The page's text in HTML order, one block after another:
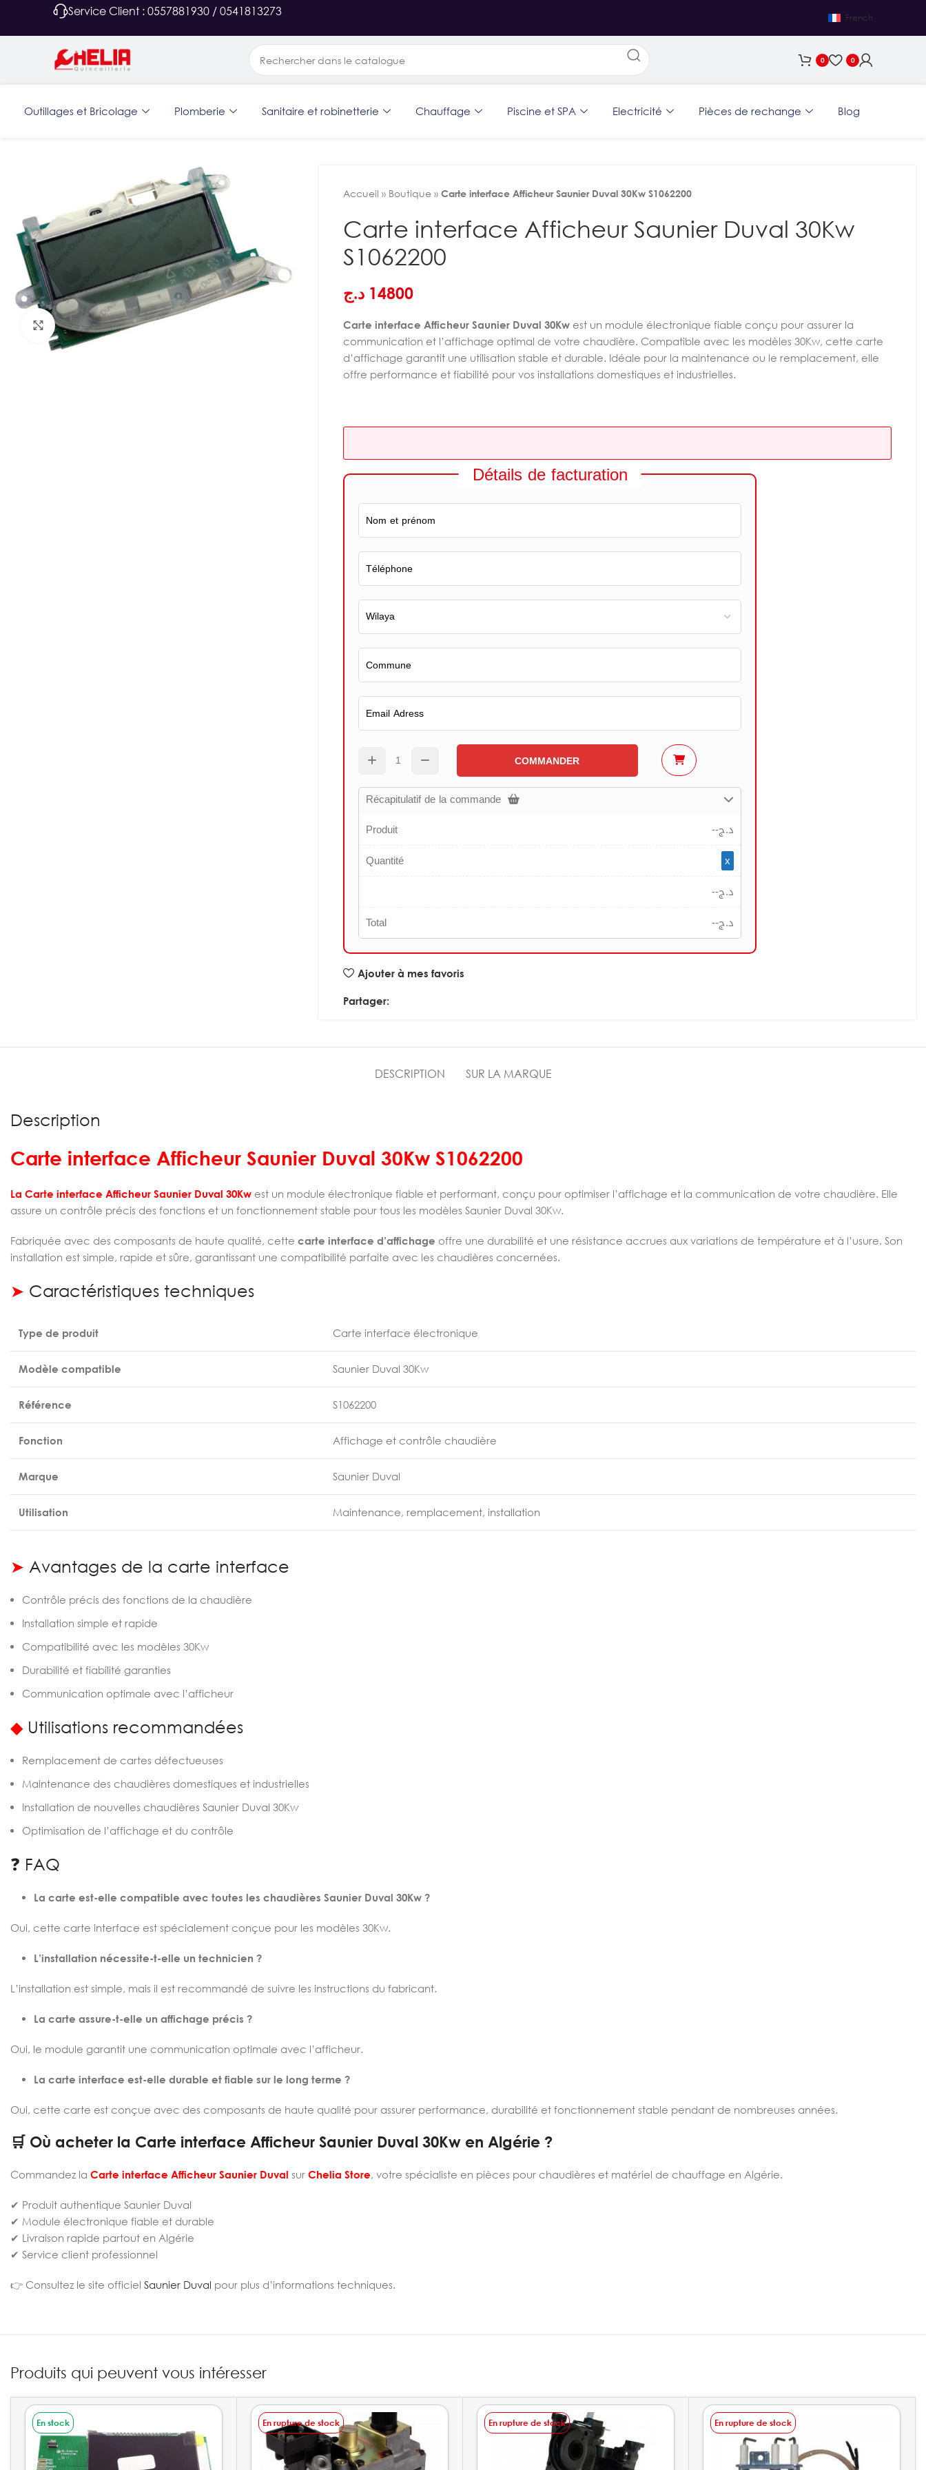
Service Client : 0557881930 / 0541813273 French
0 0
Outillages et Bricolage Plomberie Sanitaire et robinetterie Chauffage Piscine et SPA Electricité Pièces de rechange Blog
Agrandir
Accueil » Boutique » Carte interface Afficheur Saunier Duval 30Kw S1062200
Carte interface Afficheur Saunier Duval 30Kw
S1062200
14800 د.ج
Carte interface Afficheur Saunier Duval 30Kw est un module électronique fiable conçu pour assurer la
communication et l’affichage optimal de votre chaudière. Compatible avec les modèles 30Kw, cette carte
d’affichage garantit une utilisation stable et durable. Idéale pour la maintenance ou le remplacement, elle
offre performance et fiabilité pour vos installations domestiques et industrielles.
Détails de facturation
COMMANDER
Récapitulatif de la commande
Produit
--د.ج
Quantité
x
--د.ج
Total
--د.ج
Ajouter à mes favoris
Partager:
DESCRIPTION SUR LA MARQUE
Description
Carte interface Afficheur Saunier Duval 30Kw S1062200
La Carte interface Afficheur Saunier Duval 30Kw est un module électronique fiable et performant, conçu pour optimiser l’affichage et la communication de votre chaudière. Elle
assure un contrôle précis des fonctions et un fonctionnement stable pour tous les modèles Saunier Duval 30Kw.
Fabriquée avec des composants de haute qualité, cette carte interface d’affichage offre une durabilité et une résistance accrues aux variations de température et à l’usure. Son
installation est simple, rapide et sûre, garantissant une compatibilité parfaite avec les chaudières concernées.
➤ Caractéristiques techniques
Type de produit Carte interface électronique
Modèle compatible Saunier Duval 30Kw
Référence S1062200
Fonction Affichage et contrôle chaudière
Marque Saunier Duval
Utilisation Maintenance, remplacement, installation
➤ Avantages de la carte interface
Contrôle précis des fonctions de la chaudière
Installation simple et rapide
Compatibilité avec les modèles 30Kw
Durabilité et fiabilité garanties
Communication optimale avec l’afficheur
◆Utilisations recommandées
Remplacement de cartes défectueuses
Maintenance des chaudières domestiques et industrielles
Installation de nouvelles chaudières Saunier Duval 30Kw
Optimisation de l’affichage et du contrôle
❓ FAQ
La carte est-elle compatible avec toutes les chaudières Saunier Duval 30Kw ?
Oui, cette carte interface est spécialement conçue pour les modèles 30Kw.
L’installation nécessite-t-elle un technicien ?
L’installation est simple, mais il est recommandé de suivre les instructions du fabricant.
La carte assure-t-elle un affichage précis ?
Oui, le module garantit une communication optimale avec l’afficheur.
La carte interface est-elle durable et fiable sur le long terme ?
Oui, cette carte est conçue avec des composants de haute qualité pour assurer performance, durabilité et fonctionnement stable pendant de nombreuses années.
🛒 Où acheter la Carte interface Afficheur Saunier Duval 30Kw en Algérie ?
Commandez la Carte interface Afficheur Saunier Duval sur Chelia Store, votre spécialiste en pièces pour chaudières et matériel de chauffage en Algérie.
✔ Produit authentique Saunier Duval
✔ Module électronique fiable et durable
✔ Livraison rapide partout en Algérie
✔ Service client professionnel
👉 Consultez le site officiel Saunier Duval pour plus d’informations techniques.
Produits qui peuvent vous intéresser
En stock En rupture de stock En rupture de stock En rupture de stock